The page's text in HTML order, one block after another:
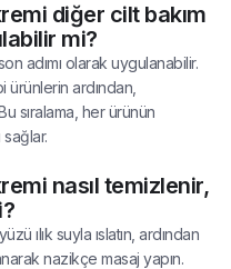
diğer cilt bakım
mi?
adımı olarak uygulanabilir.
ardından,
sıralama, her ürünün
nasıl temizlenir,
ılık suyla ıslatın, ardından
nazikçe masaj yapın.